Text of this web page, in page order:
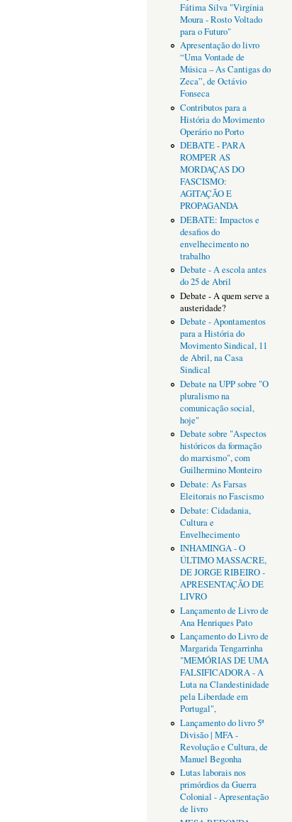
Fátima Silva "Virgínia
Moura - Rosto Voltado
para o Futuro"
Apresentação do livro
“Uma Vontade de
Música – As Cantigas do
Zeca”, de Octávio
Fonseca
Contributos para a
História do Movimento
Operário no Porto
DEBATE - PARA
ROMPER AS
MORDAÇAS DO
FASCISMO:
AGITAÇÃO E
PROPAGANDA
DEBATE: Impactos e
desafios do
envelhecimento no
trabalho
Debate - A escola antes
do 25 de Abril
Debate - A quem serve a
austeridade?
Debate - Apontamentos
para a História do
Movimento Sindical, 11
de Abril, na Casa
Sindical
Debate na UPP sobre "O
pluralismo na
comunicação social,
hoje"
Debate sobre "Aspectos
históricos da formação
do marxismo", com
Guilhermino Monteiro
Debate: As Farsas
Eleitorais no Fascismo
Debate: Cidadania,
Cultura e
Envelhecimento
INHAMINGA - O
ÚLTIMO MASSACRE,
DE JORGE RIBEIRO -
APRESENTAÇÃO DE
LIVRO
Lançamento de Livro de
Ana Henriques Pato
Lançamento do Livro de
Margarida Tengarrinha
"MEMÓRIAS DE UMA
FALSIFICADORA - A
Luta na Clandestinidade
pela Liberdade em
Portugal",
Lançamento do livro 5ª
Divisão | MFA -
Revolução e Cultura, de
Manuel Begonha
Lutas laborais nos
primórdios da Guerra
Colonial - Apresentação
de livro